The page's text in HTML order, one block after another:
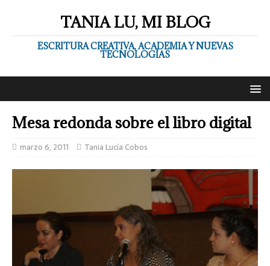
TANIA LU, MI BLOG
ESCRITURA CREATIVA, ACADEMIA Y NUEVAS
TECNOLOGÍAS
Mesa redonda sobre el libro digital
marzo 6, 2011 Tania Lucía Cobos